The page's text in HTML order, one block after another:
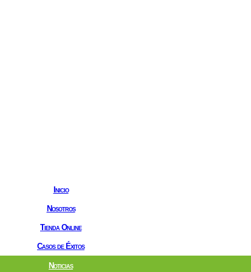
Inicio
Nosotros
Tienda Online
Casos de Éxitos
Noticias